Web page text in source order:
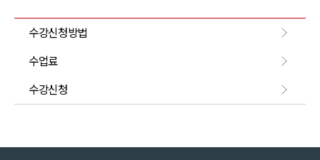
수강신청방법
수업료
수강신청